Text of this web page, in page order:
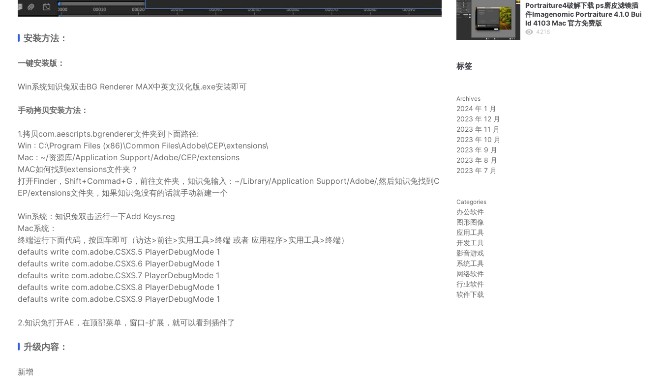
安装方法：
一键安装版：
Win系统知识兔双击BG Renderer MAX中英文汉化版.exe安装即可
手动拷贝安装方法：
1.拷贝com.aescripts.bgrenderer文件夹到下面路径:
Win : C:\Program Files (x86)\Common Files\Adobe\CEP\extensions\
Mac : ~/资源库/Application Support/Adobe/CEP/extensions
MAC如何找到extensions文件夹？
打开Finder，Shift+Commad+G，前往文件夹，知识兔输入：~/Library/Application Support/Adobe/,然后知识兔找到C
EP/extensions文件夹，如果知识兔没有的话就手动新建一个
Win系统：知识兔双击运行一下Add Keys.reg
Mac系统：
终端运行下面代码，按回车即可（访达>前往>实用工具>终端 或者 应用程序>实用工具>终端）
defaults write com.adobe.CSXS.5 PlayerDebugMode 1
defaults write com.adobe.CSXS.6 PlayerDebugMode 1
defaults write com.adobe.CSXS.7 PlayerDebugMode 1
defaults write com.adobe.CSXS.8 PlayerDebugMode 1
defaults write com.adobe.CSXS.9 PlayerDebugMode 1
2.知识兔打开AE，在顶部菜单，窗口-扩展，就可以看到插件了
升级内容：
新增
Portraiture4破解下载 ps磨皮滤镜插
件Imagenomic Portraiture 4.1.0 Bui
ld 4103 Mac 官方免费版
4216
标签
Archives
2024 年 1 月
2023 年 12 月
2023 年 11 月
2023 年 10 月
2023 年 9 月
2023 年 8 月
2023 年 7 月
Categories
办公软件
图形图像
应用工具
开发工具
影音游戏
系统工具
网络软件
行业软件
软件下载